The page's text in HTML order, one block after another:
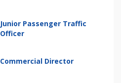
Junior Passenger Traffic
Officer
Commercial Director